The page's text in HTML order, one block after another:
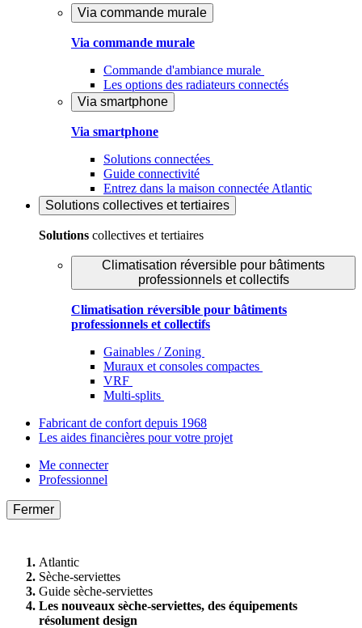
Via commande murale
Via commande murale
Commande d'ambiance murale
Les options des radiateurs connectés
Via smartphone
Via smartphone
Solutions connectées
Guide connectivité
Entrez dans la maison connectée Atlantic
Solutions collectives et tertiaires
Solutions collectives et tertiaires
Climatisation réversible pour bâtiments
professionnels et collectifs
Climatisation réversible pour bâtiments
professionnels et collectifs
Gainables / Zoning
Muraux et consoles compactes
VRF
Multi-splits
Fabricant de confort depuis 1968
Les aides financières pour votre projet
Me connecter
Professionnel
Fermer
Atlantic
Sèche-serviettes
Guide sèche-serviettes
Les nouveaux sèche-serviettes, des équipements
résolument design